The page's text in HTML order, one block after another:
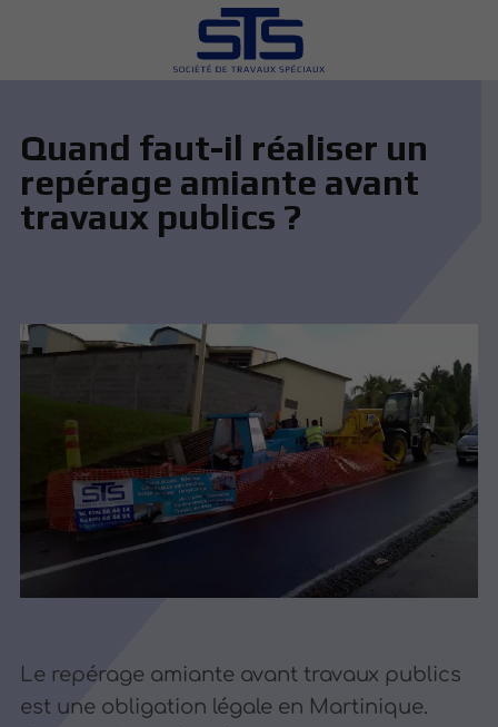
Quand faut-il réaliser un
repérage amiante avant
travaux publics ?
Le repérage amiante avant travaux publics
est une obligation légale en Martinique.